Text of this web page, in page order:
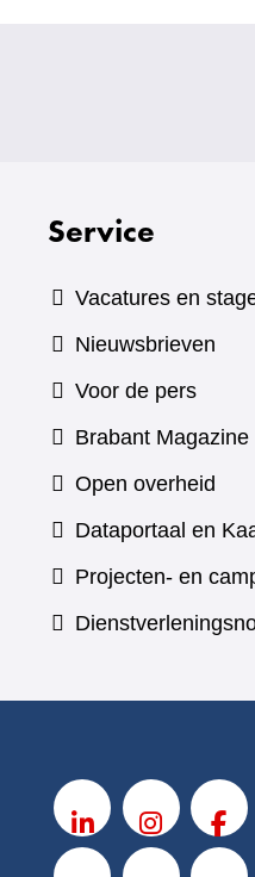
Service
Vacatures en
Nieuwsbrieven
Voor de pers
Brabant Magazine
Open overheid
Dataportaal en
Projecten- en
LinkedInInstagram